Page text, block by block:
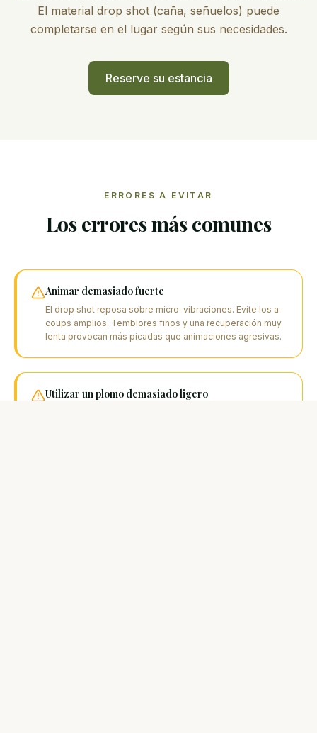
El material drop shot (caña, señuelos) puede
completarse en el lugar según sus necesidades.
Reserve su estancia
ERRORES A EVITAR
Los errores más comunes
Animar demasiado fuerte
El drop shot reposa sobre micro-vibraciones. Evite los a-
coups amplios. Temblores finos y una recuperación muy
lenta provocan más picadas que animaciones agresivas.
Utilizar un plomo demasiado ligero